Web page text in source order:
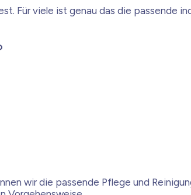
Für viele ist genau das die passende
wir die passende Pflege und